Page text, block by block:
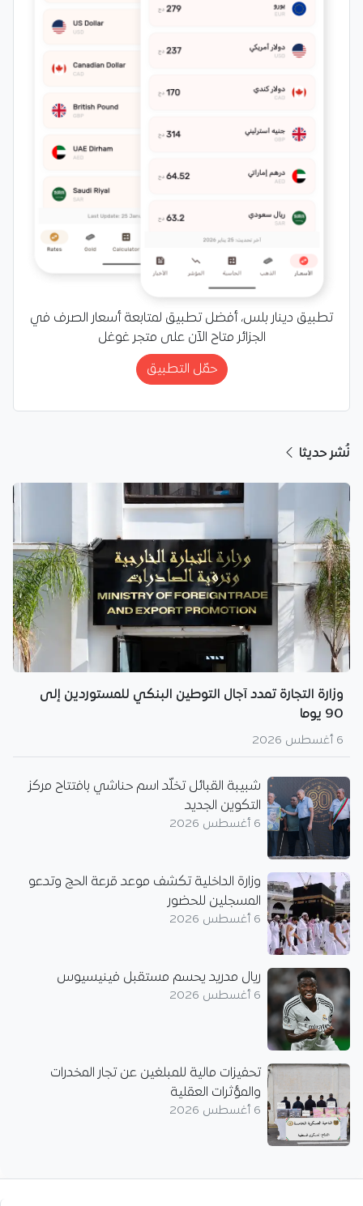
تطبيق دينار بلس، أفضل تطبيق لمتابعة أسعار الصرف في
الجزائر متاح الآن على متجر غوغل
حمّل التطبيق
نُشر حديثا
وزارة التجارة تمدد آجال التوطين البنكي للمستوردين إلى
90 يوما
6 أغسطس 2026
شبيبة القبائل تخلّد اسم حناشي بافتتاح مركز
التكوين الجديد
6 أغسطس 2026
وزارة الداخلية تكشف موعد قرعة الحج وتدعو
المسجلين للحضور
6 أغسطس 2026
ريال مدريد يحسم مستقبل فينيسيوس
6 أغسطس 2026
تحفيزات مالية للمبلغين عن تجار المخدرات
والمؤثرات العقلية
6 أغسطس 2026